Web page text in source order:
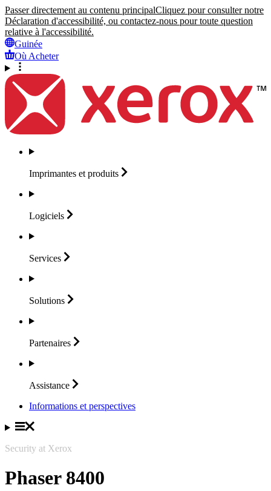
Passer directement au contenu principalCliquez pour consulter notre
Déclaration d'accessibilité, ou contactez-nous pour toute question
relative à l'accessibilité.
Guinée
Où Acheter
Imprimantes et produits
Logiciels
Services
Solutions
Partenaires
Assistance
Informations et perspectives
Security at Xerox
Phaser 8400